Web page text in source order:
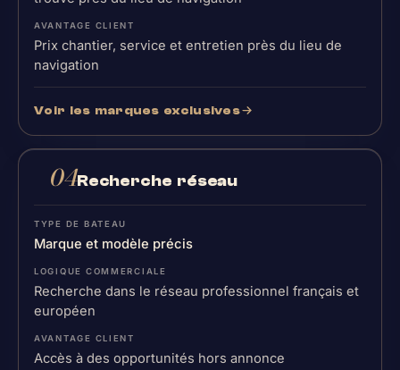
Prix chantier, service et entretien près du lieu de
navigation
Voir les marques exclusives
04Recherche réseau
Marque et modèle précis
Recherche dans le réseau professionnel français et
européen
Accès à des opportunités hors annonce